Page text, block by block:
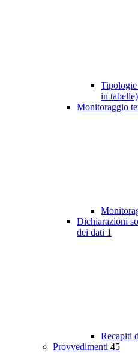
in tabelle)
Monitoraggio
Dichiarazioni
dei dati 1
Recapiti
Provvedimenti 45